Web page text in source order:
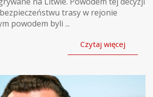
trasy w rejonie
powodem byli ...
Czytaj więcej